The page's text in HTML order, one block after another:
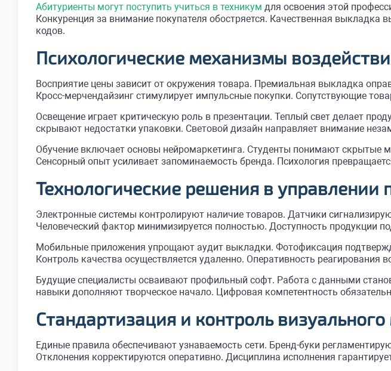
Абитуриенты могут поступить учиться в техникум для освоения этой
Конкуренция за внимание покупателя обостряется. Качественная
кодов.
Психологические механизмы
Восприятие цены зависит от окружения товара. Премиальная выкладка
Кросс-мерчендайзинг стимулирует импульсные покупки. Сопутствующие
Освещение играет критическую роль в презентации. Теплый свет делает
скрывают недостатки упаковки. Световой дизайн направляет внимание
Обучение включает основы нейромаркетинга. Студенты понимают
Сенсорный опыт усиливает запоминаемость бренда. Психология
Технологические решения в
Электронные системы контролируют наличие товаров. Датчики
Человеческий фактор минимизируется полностью. Доступность продукции
Мобильные приложения упрощают аудит выкладки. Фотофиксация
Контроль качества осуществляется удаленно. Оперативность реагирования
Будущие специалисты осваивают профильный софт. Работа с данными
навыки дополняют творческое начало. Цифровая компетентность
Стандартизация и контроль
Единые правила обеспечивают узнаваемость сети. Бренд-буки
Отклонения корректируются оперативно. Дисциплина исполнения